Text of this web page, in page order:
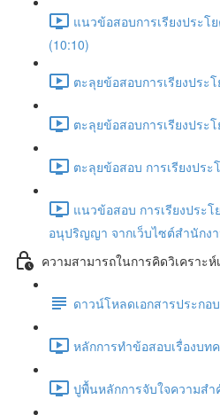
แนวข้อสอบการเรียงประโ
(10:10)
ตะลุยข้อสอบการเรียงประ
ตะลุยข้อสอบการเรียงประ
ตะลุยข้อสอบ การเรียงปร
แนวข้อสอบ การเรียงประ
อนุปริญญา จากเว็บไซต์สำนักง
ความสามารถในการคิดวิเคราะ
ดาวน์โหลดเอกสารประกอ
หลักการทำข้อสอบเรื่องบท
ปูพื้นหลักการจับใจความส